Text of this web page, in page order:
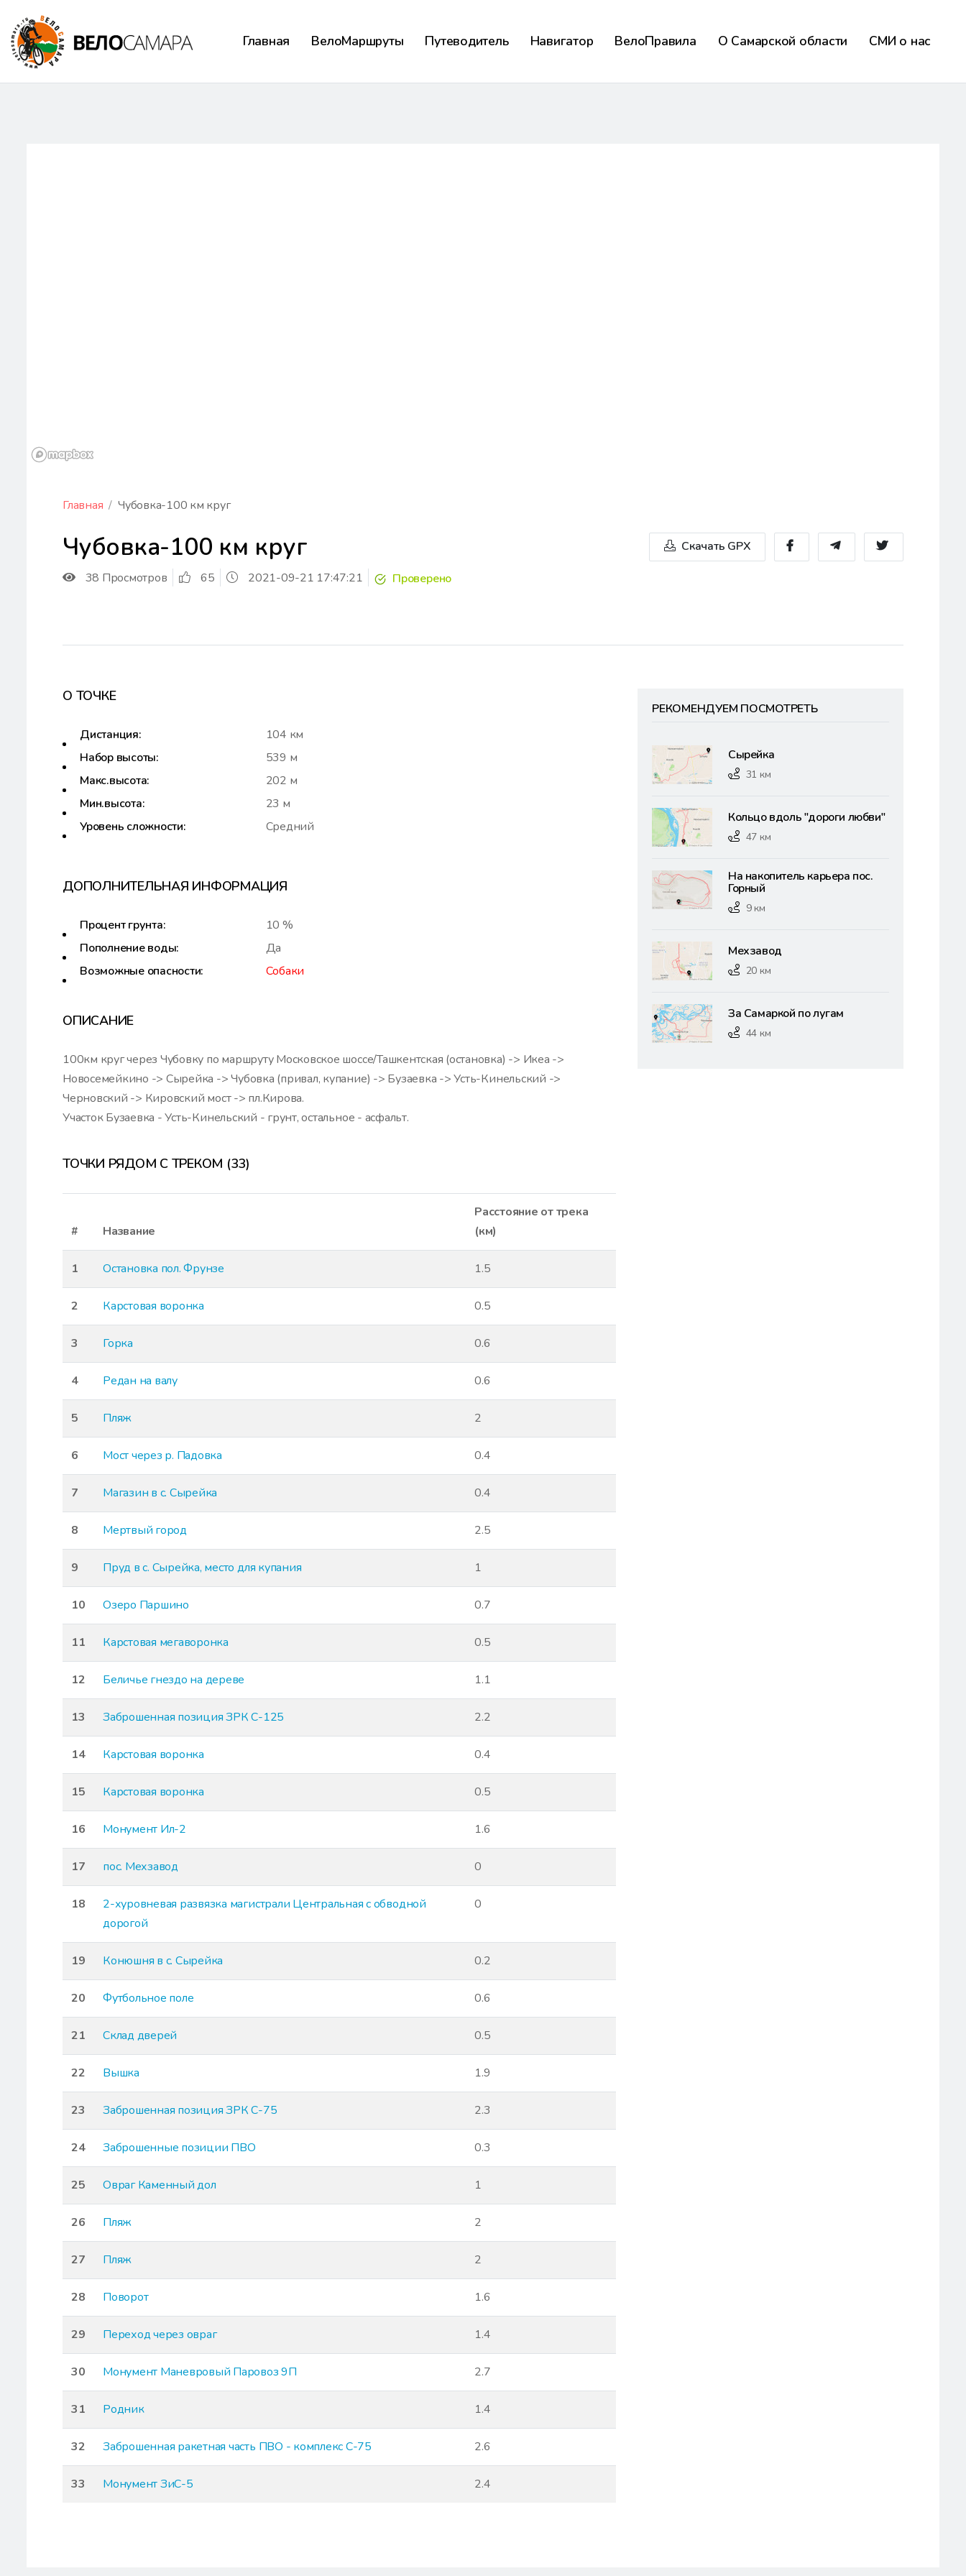
Главная ВелоМаршруты Путеводитель Навигатор ВелоПравила О Самарской области СМИ о нас
Главная Чубовка-100 км круг
Чубовка-100 км круг
38 Просмотров 65 2021-09-21 17:47:21 Проверено
Скачать GPX
О ТОЧКЕ
Дистанция:
104 км
Набор высоты:
539 м
Макс.высота:
202 м
Мин.высота:
23 м
Уровень сложности:
Средний
ДОПОЛНИТЕЛЬНАЯ ИНФОРМАЦИЯ
Процент грунта:
10 %
Пополнение воды:
Да
Возможные опасности:
Собаки
ОПИСАНИЕ
100км круг через Чубовку по маршруту Московское шоссе/Ташкентская (остановка) -> Икеа ->
Новосемейкино -> Сырейка -> Чубовка (привал, купание) -> Бузаевка -> Усть-Кинельский ->
Черновский -> Кировский мост -> пл.Кирова.
Участок Бузаевка - Усть-Кинельский - грунт, остальное - асфальт.
ТОЧКИ РЯДОМ С ТРЕКОМ (33)
# Название
Расстояние от трека
(км)
1 Остановка пол. Фрунзе 1.5
2 Карстовая воронка 0.5
3 Горка 0.6
4 Редан на валу 0.6
5 Пляж 2
6 Мост через р. Падовка 0.4
7 Магазин в с. Сырейка 0.4
8 Мертвый город 2.5
9 Пруд в с. Сырейка, место для купания 1
10 Озеро Паршино 0.7
11 Карстовая мегаворонка 0.5
12 Беличье гнездо на дереве 1.1
13 Заброшенная позиция ЗРК С-125 2.2
14 Карстовая воронка 0.4
15 Карстовая воронка 0.5
16 Монумент Ил-2 1.6
17 пос. Мехзавод 0
18
2-хуровневая развязка магистрали Центральная с обводной
дорогой
0
19 Конюшня в с. Сырейка 0.2
20 Футбольное поле 0.6
21 Склад дверей 0.5
22 Вышка 1.9
23 Заброшенная позиция ЗРК С-75 2.3
24 Заброшенные позиции ПВО 0.3
25 Овраг Каменный дол 1
26 Пляж 2
27 Пляж 2
28 Поворот 1.6
29 Переход через овраг 1.4
30 Монумент Маневровый Паровоз 9П 2.7
31 Родник 1.4
32 Заброшенная ракетная часть ПВО - комплекс С-75 2.6
33 Монумент ЗиС-5 2.4
РЕКОМЕНДУЕМ ПОСМОТРЕТЬ
Сырейка
31 км
Кольцо вдоль "дороги любви"
47 км
На накопитель карьера пос.
Горный
9 км
Мехзавод
20 км
За Самаркой по лугам
44 км